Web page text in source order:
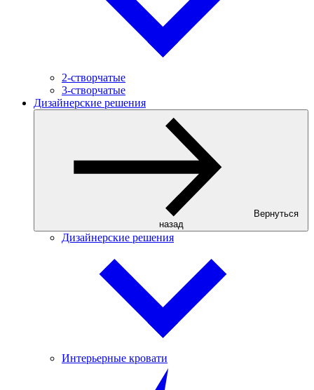
2-створчатые
3-створчатые
Дизайнерские решения
Вернуться
назад
Дизайнерские решения
Интерьерные кровати